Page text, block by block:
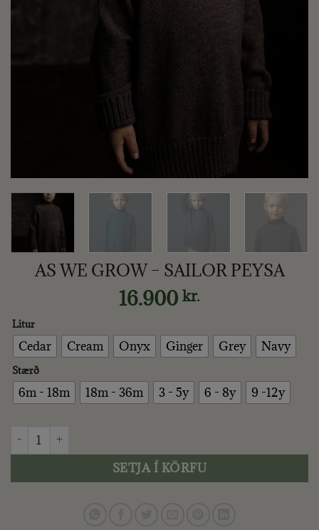
AS WE GROW – SAILOR PEYSA
16.900 kr.
Litur
Cedar Cream Onyx Ginger Grey Navy
Stærð
6m - 18m 18m - 36m 3 - 5y 6 - 8y 9 -12y
AS WE GROW - SAILOR PEYSA quantity
SETJA Í KÖRFU